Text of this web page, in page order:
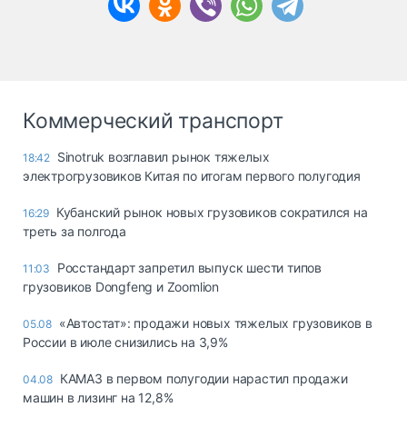
Коммерческий транспорт
18:42 Sinotruk возглавил рынок тяжелых
электрогрузовиков Китая по итогам первого полугодия
16:29 Кубанский рынок новых грузовиков сократился на
треть за полгода
11:03
Росстандарт запретил выпуск шести типов
грузовиков Dongfeng и Zoomlion
05.08 «Автостат»: продажи новых тяжелых грузовиков в
России в июле снизились на 3,9%
04.08 КАМАЗ в первом полугодии нарастил продажи
машин в лизинг на 12,8%